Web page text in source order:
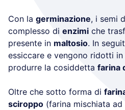
Con la germinazione, i semi
complesso di enzimi che
presente in maltosio. In
essiccare e vengono ridotti
produrre la cosiddetta farina
Oltre che sotto forma di
sciroppo (farina mischiata